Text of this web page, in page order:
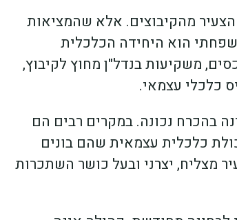
הצעיר מהקיבוצים. אלא שהמציאות
הוא היחידה הכלכלית
משקיעות בנדל"ן מחוץ לקיבוץ,
כלכלי עצמאי.
בהכרח נכונה. במקרים רבים הם
כלכלית עצמאית שהם בונים
מצליח, יצרני ובעל כושר השתכרות